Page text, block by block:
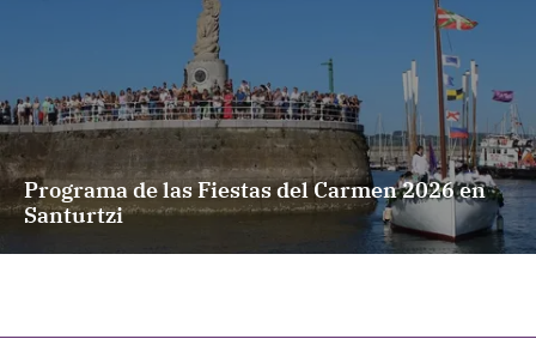
Programa de las Fiestas del Carmen 2026 en
Santurtzi